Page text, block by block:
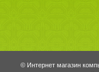
© Интернет магазин